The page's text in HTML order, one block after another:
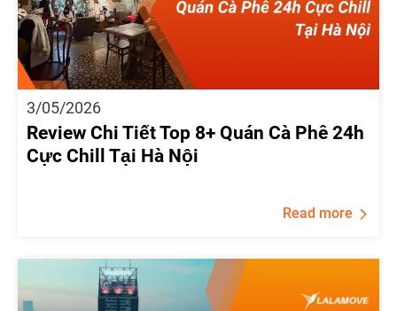
3/05/2026
Review Chi Tiết Top 8+ Quán Cà Phê 24h
Cực Chill Tại Hà Nội
Read more